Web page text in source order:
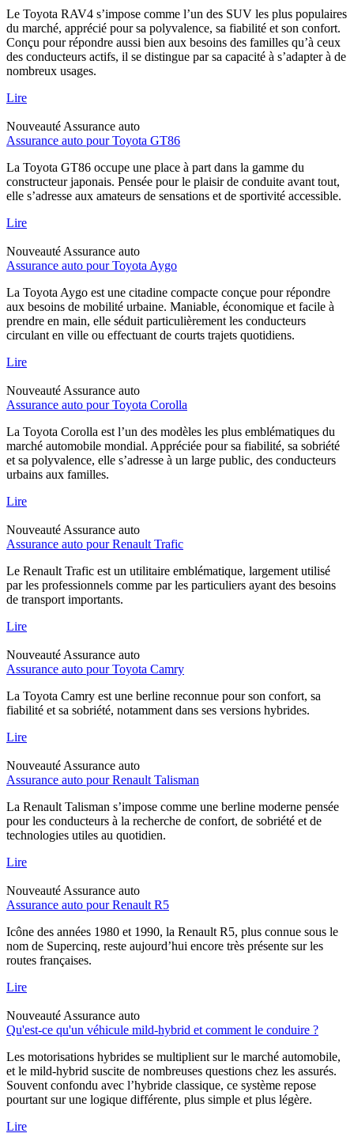
Le Toyota RAV4 s’impose comme l’un des SUV les plus populaires
du marché, apprécié pour sa polyvalence, sa fiabilité et son confort.
Conçu pour répondre aussi bien aux besoins des familles qu’à ceux
des conducteurs actifs, il se distingue par sa capacité à s’adapter à de
nombreux usages.
Lire
Nouveauté Assurance auto
Assurance auto pour Toyota GT86
La Toyota GT86 occupe une place à part dans la gamme du
constructeur japonais. Pensée pour le plaisir de conduite avant tout,
elle s’adresse aux amateurs de sensations et de sportivité accessible.
Lire
Nouveauté Assurance auto
Assurance auto pour Toyota Aygo
La Toyota Aygo est une citadine compacte conçue pour répondre
aux besoins de mobilité urbaine. Maniable, économique et facile à
prendre en main, elle séduit particulièrement les conducteurs
circulant en ville ou effectuant de courts trajets quotidiens.
Lire
Nouveauté Assurance auto
Assurance auto pour Toyota Corolla
La Toyota Corolla est l’un des modèles les plus emblématiques du
marché automobile mondial. Appréciée pour sa fiabilité, sa sobriété
et sa polyvalence, elle s’adresse à un large public, des conducteurs
urbains aux familles.
Lire
Nouveauté Assurance auto
Assurance auto pour Renault Trafic
Le Renault Trafic est un utilitaire emblématique, largement utilisé
par les professionnels comme par les particuliers ayant des besoins
de transport importants.
Lire
Nouveauté Assurance auto
Assurance auto pour Toyota Camry
La Toyota Camry est une berline reconnue pour son confort, sa
fiabilité et sa sobriété, notamment dans ses versions hybrides.
Lire
Nouveauté Assurance auto
Assurance auto pour Renault Talisman
La Renault Talisman s’impose comme une berline moderne pensée
pour les conducteurs à la recherche de confort, de sobriété et de
technologies utiles au quotidien.
Lire
Nouveauté Assurance auto
Assurance auto pour Renault R5
Icône des années 1980 et 1990, la Renault R5, plus connue sous le
nom de Supercinq, reste aujourd’hui encore très présente sur les
routes françaises.
Lire
Nouveauté Assurance auto
Qu'est-ce qu'un véhicule mild-hybrid et comment le conduire ?
Les motorisations hybrides se multiplient sur le marché automobile,
et le mild-hybrid suscite de nombreuses questions chez les assurés.
Souvent confondu avec l’hybride classique, ce système repose
pourtant sur une logique différente, plus simple et plus légère.
Lire